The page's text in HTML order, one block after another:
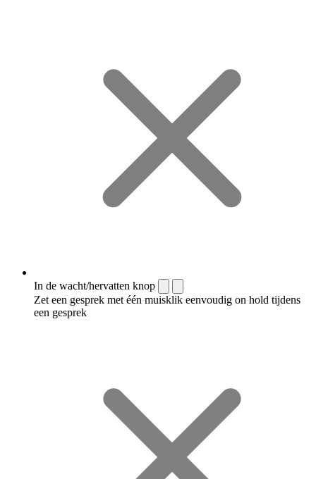
In de wacht/hervatten knop
Zet een gesprek met één muisklik eenvoudig on hold tijdens
een gesprek